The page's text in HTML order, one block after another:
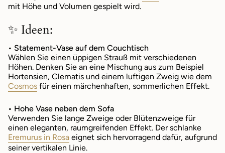
mit Höhe und Volumen gespielt wird.
✨ Ideen:
• Statement-Vase auf dem Couchtisch
Wählen Sie einen üppigen Strauß mit verschiedenen
Höhen. Denken Sie an eine Mischung aus zum Beispiel
Hortensien, Clematis und einem luftigen Zweig wie dem
Cosmos für einen märchenhaften, sommerlichen Effekt.
• Hohe Vase neben dem Sofa
Verwenden Sie lange Zweige oder Blütenzweige für
einen eleganten, raumgreifenden Effekt. Der schlanke
Eremurus in Rosa eignet sich hervorragend dafür, aufgrund
seiner vertikalen Linie.